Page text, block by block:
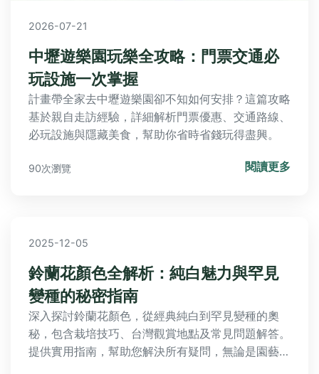
2026-07-21
中壢遊樂園玩樂全攻略：門票交通必
玩設施一次掌握
計畫帶全家去中壢遊樂園卻不知如何安排？這篇攻略
基於親自走訪經驗，詳細解析門票優惠、交通路線、
必玩設施與隱藏美食，幫助你省時省錢玩得盡興。
90次瀏覽 閱讀更多
2025-12-05
鈴蘭花顏色全解析：純白魅力與罕見
變種的秘密指南
深入探討鈴蘭花顏色，從經典純白到罕見變種的奧
秘，包含栽培技巧、台灣觀賞地點及常見問題解答。
提供實用指南，幫助您解決所有疑問，無論是園藝新